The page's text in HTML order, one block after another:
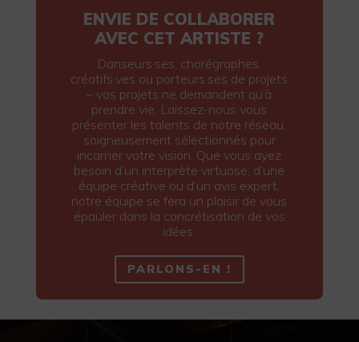
ENVIE DE COLLABORER
AVEC CET ARTISTE ?
Danseurs·ses, chorégraphes,
créatifs·ves ou porteurs·ses de projets
– vos projets ne demandent qu’à
prendre vie. Laissez-nous vous
présenter les talents de notre réseau,
soigneusement sélectionnés pour
incarner votre vision. Que vous ayez
besoin d’un interprète virtuose, d’une
équipe créative ou d’un avis expert,
notre équipe se fera un plaisir de vous
épauler dans la concrétisation de vos
idées.
PARLONS-EN !